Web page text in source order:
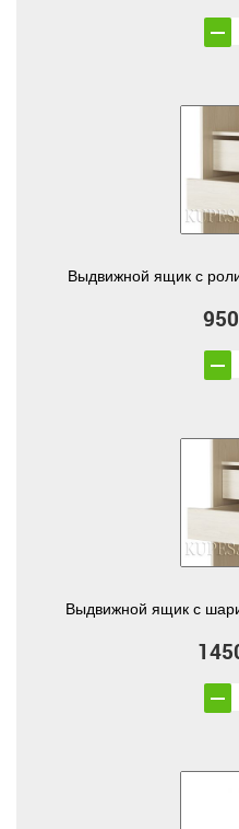
Выдвижной ящик с
Выдвижной ящик с